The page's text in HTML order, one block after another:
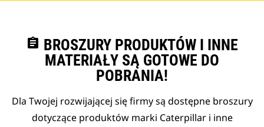
assignment BROSZURY PRODUKTÓW I INNE
MATERIAŁY SĄ GOTOWE DO
POBRANIA!
Dla Twojej rozwijającej się firmy są dostępne broszury
dotyczące produktów marki Caterpillar i inne